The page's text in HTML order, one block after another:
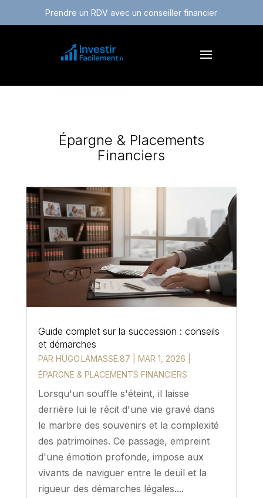
Prendre un RDV avec un conseiller financier
Épargne & Placements
Financiers
Guide complet sur la succession : conseils
et démarches
PAR HUGO.LAMASSE.87 MAR 1, 2026
ÉPARGNE & PLACEMENTS FINANCIERS
Lorsqu'un souffle s'éteint, il laisse
derrière lui le récit d'une vie gravé dans
le marbre des souvenirs et la complexité
des patrimoines. Ce passage, empreint
d'une émotion profonde, impose aux
vivants de naviguer entre le deuil et la
rigueur des démarches légales....